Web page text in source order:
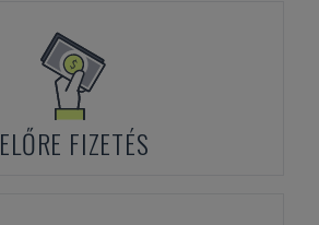
ELŐRE FIZETÉS